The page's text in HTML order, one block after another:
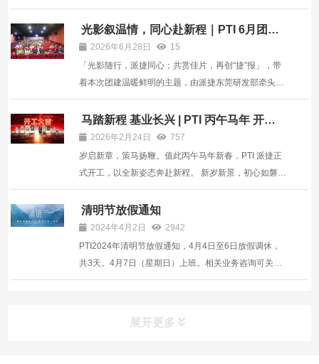
月23日晚，松湖智谷首届篮球友谊赛胜利闭幕。 6天、
16场比赛的激烈角逐，PTI所在的企业二队获得冠軍。
本次篮球友谊赛自12月16日开赛，共吸引来自园区8支
企业代表队...
光影叙温情，同心赴新程｜PTI 6月团建
圆满落幕
2026年6月28日
15
「光影随行，派捷同心；共赏佳片，再创“捷”报」，带
着本次团建温暖鲜明的主题，由派捷东莞研发部牵头策
划承办的二季度团建温情启幕。为让团建形式更丰富多
元，公司推行各部门轮流主办团建模式，本次由平日里
深耕技术、埋头攻坚项目的研发团队接过策划接力棒，
跳出常...
马踏新程 基业长兴 | PTI 丙午马年 开工
大吉2026年2月24日
757
岁启新章，策马扬鞭。值此丙午马年新春，PTI 派捷正
式开工，以全新姿态奔赴新程。 新岁新景，初心如磐。
新的一年，我们将继续深耕技术、精进品质，以创新驱
动发展，以专业赋能客户，携手合作伙伴共拓新局。 马
踏新程，行稳致远；同心聚力，基业长兴。祝愿全体同
仁与...
清明节放假通知
2024年4月2日
2942
PTI2024年清明节放假通知，4月4日至6日放假调休，
共3天。4月7日（星期日）上班。相关业务咨询可关注
“PTI派捷”微信公众号，通过底部菜单“云系统”进行自助
展开更多